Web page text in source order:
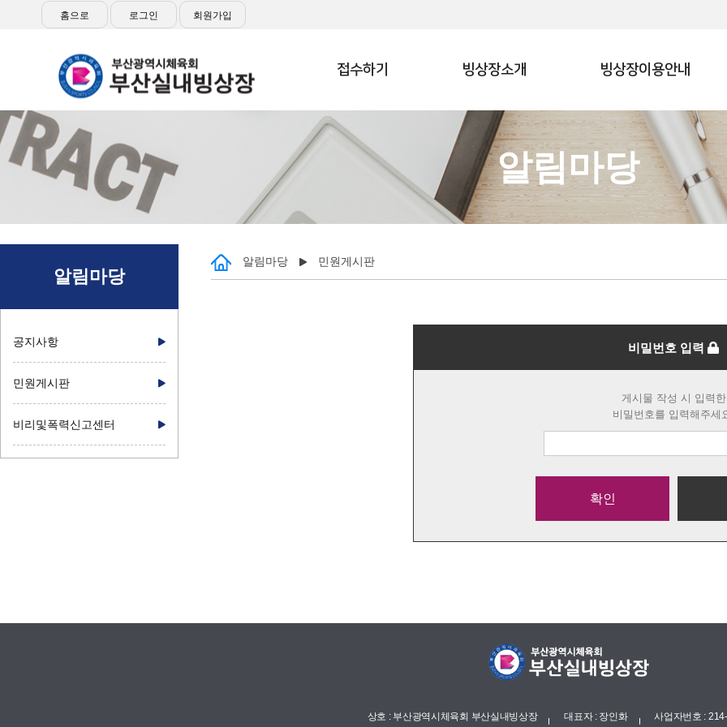
홈으로 로그인 회원가입
접수하기 빙상장소개 빙상장이용안내
알림마당
알림마당
공지사항
민원게시판
비리및폭력신고센터
알림마당 민원게시판
비밀번호 입력
게시물 작성 시 입력한
비밀번호를 입력해주세
확인
상호 : 부산광역시체육회 부산실내빙상장 대표자 : 장인화 사업자번호 :